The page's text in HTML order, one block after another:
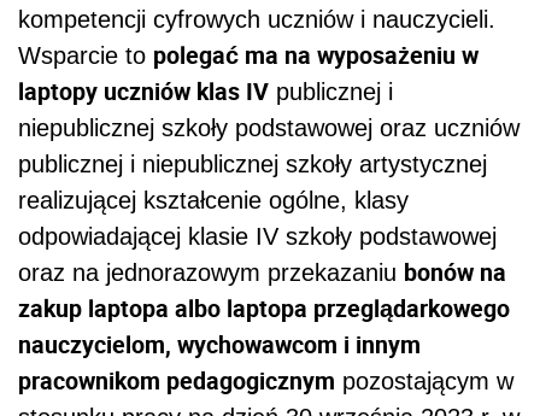
nauczycielom, wychowawcom i innym
pracownikom pedagogicznympozostającym w
stosunku pracy na dzień 30 września 2023 r. w
publicznych i niepublicznych szkołach
podstawowych i ponadpodstawowych oraz w
publicznych szkołach artystycznych, a także w
niepublicznych szkołach artystycznych
posiadających uprawnienia publicznej szkoły
artystycznej.
Laptopy dla uczniów i bony dla
nauczycieli 2023/24 r.: do kiedy